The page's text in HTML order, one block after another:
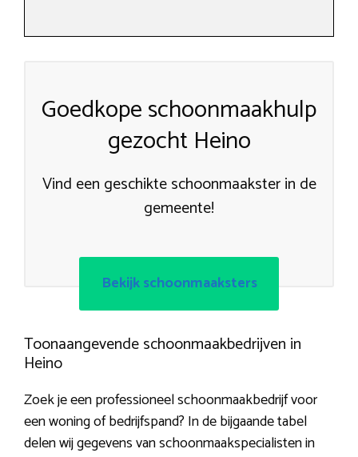
Goedkope schoonmaakhulp
gezocht Heino
Vind een geschikte schoonmaakster in de
gemeente!
Bekijk schoonmaaksters
Toonaangevende schoonmaakbedrijven in
Heino
Zoek je een professioneel schoonmaakbedrijf voor
een woning of bedrijfspand? In de bijgaande tabel
delen wij gegevens van schoonmaakspecialisten in